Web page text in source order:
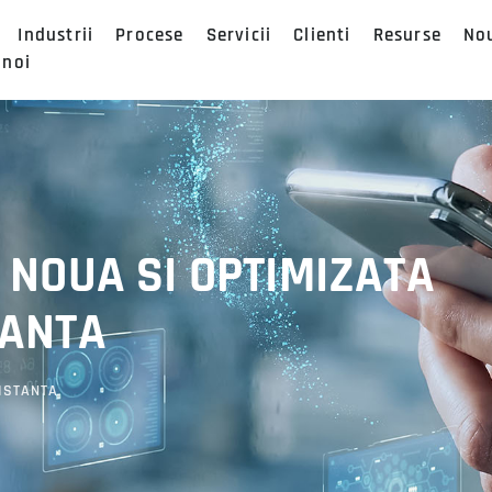
Industrii Procese Servicii Clienti Resurse
SI OPTIMIZATA